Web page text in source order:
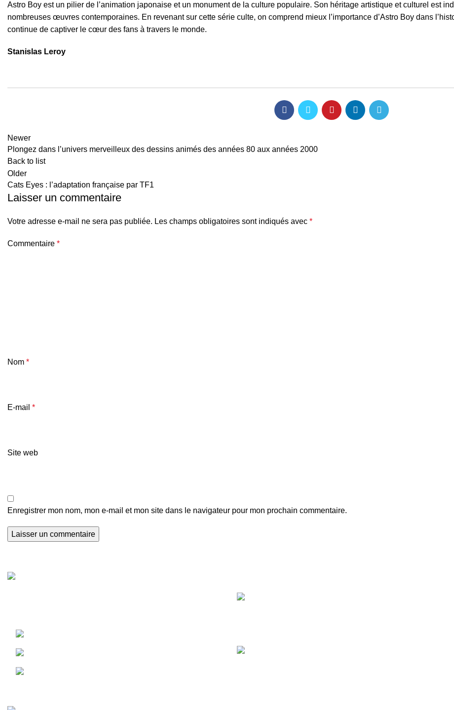
Astro Boy est un pilier de l’animation japonaise et un monument de la culture populaire. Son héritage artistique et culturel est
nombreuses œuvres contemporaines. En revenant sur cette série culte, on comprend mieux l’importance d’Astro Boy dans
continue de captiver le cœur des fans à travers le monde.
Stanislas Leroy
Newer
Plongez dans l’univers merveilleux des dessins animés des années 80 aux années 2000
Back to list
Older
Cats Eyes : l’adaptation française par TF1
Laisser un commentaire
Votre adresse e-mail ne sera pas publiée. Les champs obligatoires sont indiqués avec *
Commentaire *
Nom *
E-mail *
Site web
Enregistrer mon nom, mon e-mail et mon site dans le navigateur pour mon prochain commentaire.